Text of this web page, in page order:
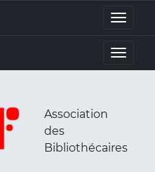
Toggle
Toggle
Association
des
Bibliothécaires